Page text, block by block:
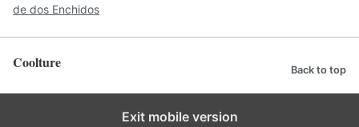
de dos Enchidos
Coolture Back to top
Exit mobile version